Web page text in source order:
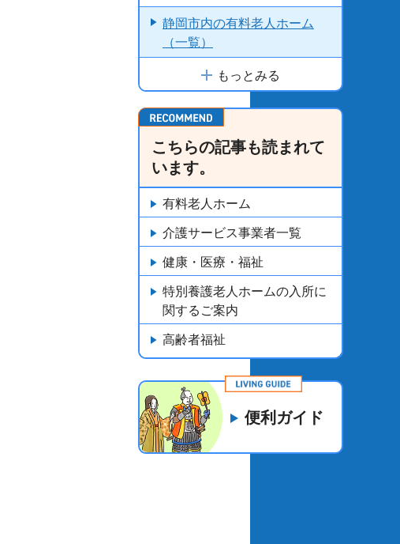
静岡市内の有料老人ホーム
（一覧）
もっとみる
こちらの記事も読まれて
います。
有料老人ホーム
介護サービス事業者一覧
健康・医療・福祉
特別養護老人ホームの入所に
関するご案内
高齢者福祉
便利ガイド